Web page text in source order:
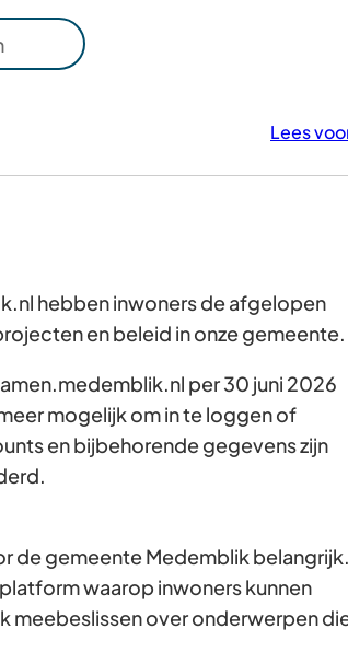
Lees
hebben inwoners de afgelopen
en beleid in onze gemeente.
per 30 juni 2026
mogelijk om in te loggen of
en bijbehorende gegevens zijn
de gemeente Medemblik
waarop inwoners kunnen
meebeslissen over onderwerpen